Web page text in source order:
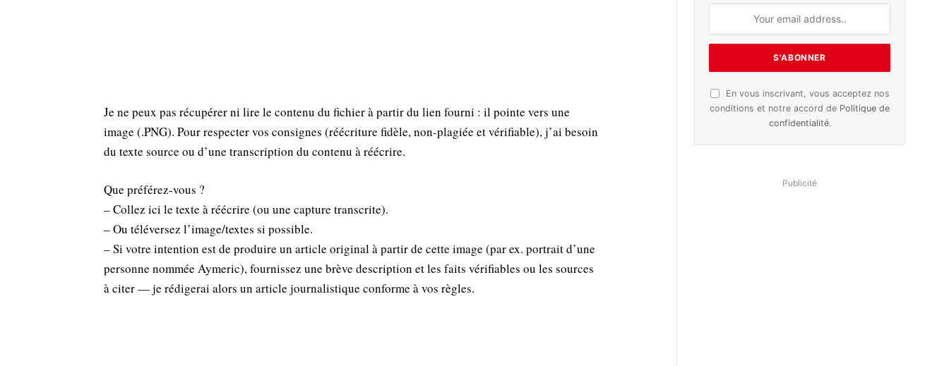
Je ne peux pas récupérer ni lire le contenu du fichier à partir du lien fourni : il pointe vers une
image (.PNG). Pour respecter vos consignes (réécriture fidèle, non-plagiée et vérifiable), j’ai besoin
du texte source ou d’une transcription du contenu à réécrire.
Que préférez-vous ?
– Collez ici le texte à réécrire (ou une capture transcrite).
– Ou téléversez l’image/textes si possible.
– Si votre intention est de produire un article original à partir de cette image (par ex. portrait d’une
personne nommée Aymeric), fournissez une brève description et les faits vérifiables ou les sources
à citer — je rédigerai alors un article journalistique conforme à vos règles.
En vous inscrivant, vous acceptez nos
conditions et notre accord de Politique de
confidentialité.
Publicité